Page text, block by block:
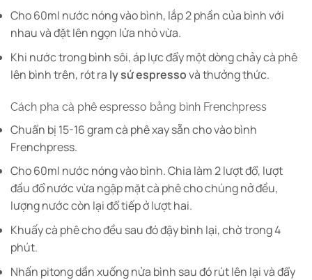
Cho 60ml nước nóng vào bình, lắp 2 phần của bình với
nhau và đặt lên ngọn lửa nhỏ vừa.
Khi nước trong bình sôi, áp lực đẩy một dòng chảy cà phê
lên bình trên, rót ra ly sứ espressovà thưởng thức.
Cách pha cà phê espresso bằng bình Frenchpress
Chuẩn bị 15-16 gram cà phê xay sẵn cho vào bình
Frenchpress.
Cho 60ml nước nóng vào bình. Chia làm 2 lượt đổ, lượt
đầu đổ nước vừa ngập mặt cà phê cho chúng nở đều,
lượng nước còn lại đổ tiếp ở lượt hai.
Khuấy cà phê cho đều sau đó đậy bình lại, chờ trong 4
phút.
Nhấn pitong dần xuống nửa bình sau đó rút lên lại và đẩy